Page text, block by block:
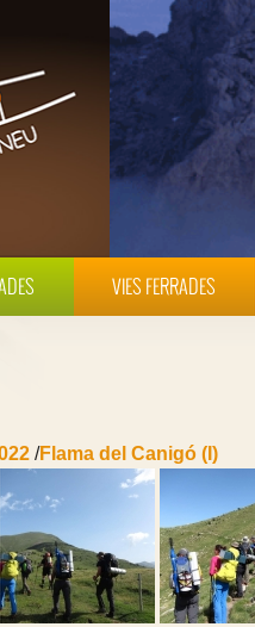
VIES FERRADES
/Flama del Canigó (I)